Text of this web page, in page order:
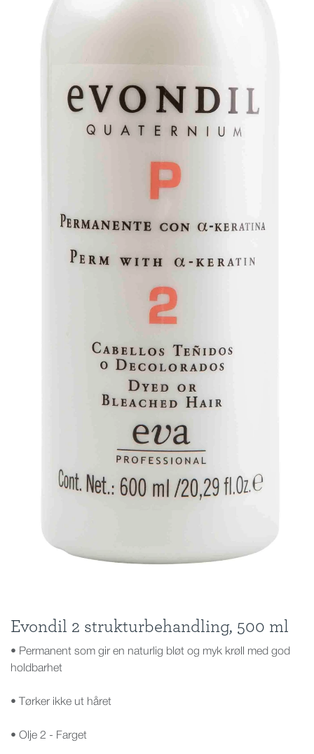
Evondil 2 strukturbehandling, 500 ml
• Permanent som gir en naturlig bløt og myk krøll med god
holdbarhet
• Tørker ikke ut håret
• Olje 2 - Farget